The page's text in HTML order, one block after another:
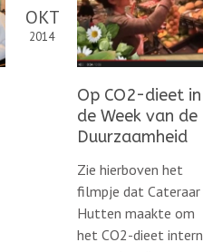
OKT
2014
Op CO2-dieet in
de Week van de
Duurzaamheid
Zie hierboven het
filmpje dat Cateraar
Hutten maakte om
het CO2-dieet intern